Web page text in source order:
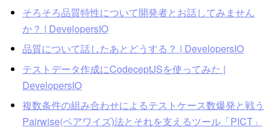
そろそろ品質特性について開発者とお話してみません
か？ | DevelopersIO
品質について話したあとどうする？ | DevelopersIO
テストデータ作成にCodeceptJSを使ってみた |
DevelopersIO
複数条件の組み合わせによるテストケース数爆発と戦う
Pairwise(ペアワイズ)法とそれを支えるツール「PICT」